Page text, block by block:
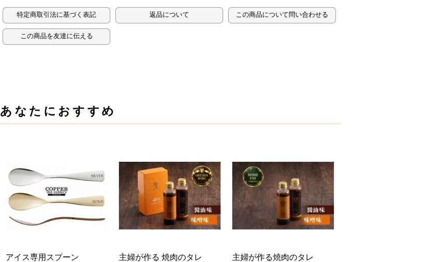
特定商取引法に基づく表記 返品について この商品について問い合わせる
この商品を友達に伝える
あなたにおすすめ
アイス専用スプーン
主婦が作る 焼肉のタレ
主婦が作る焼肉のタレ